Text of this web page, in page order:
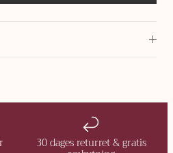
30 dages returret & gratis